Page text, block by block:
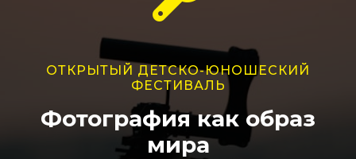
ОТКРЫТЫЙ ДЕТСКО-ЮНОШЕСКИЙ
ФЕСТИВАЛЬ
Фотография как образ
мира